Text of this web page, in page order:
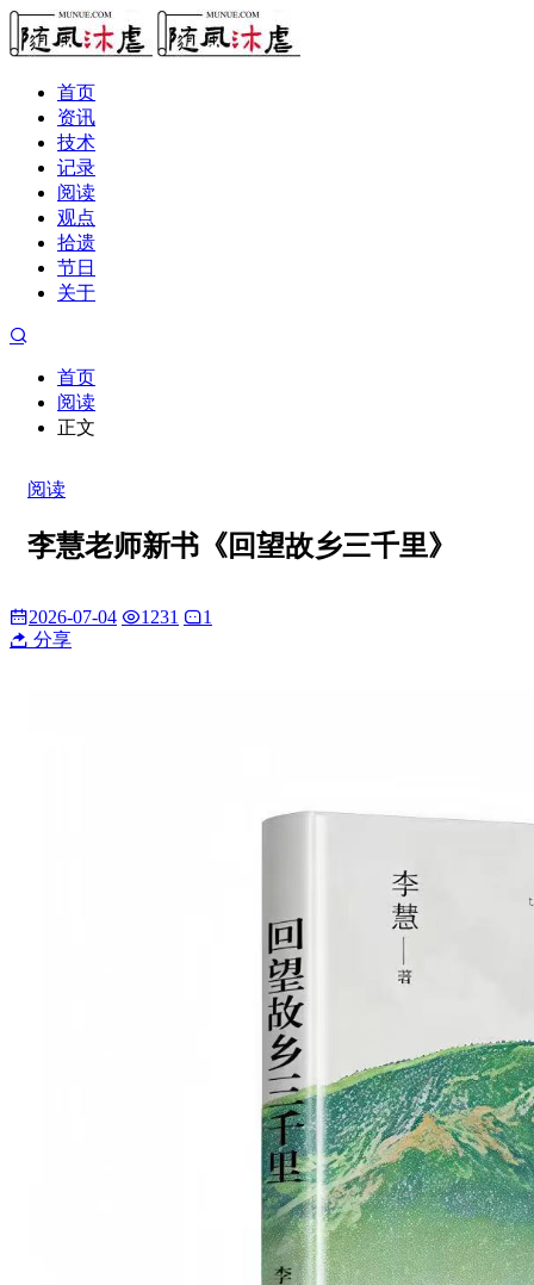
首页
资讯
技术
记录
阅读
观点
拾遗
节日
关于
首页
阅读
正文
阅读
李慧老师新书《回望故乡三千里》
2026-07-04 1231
1
分享